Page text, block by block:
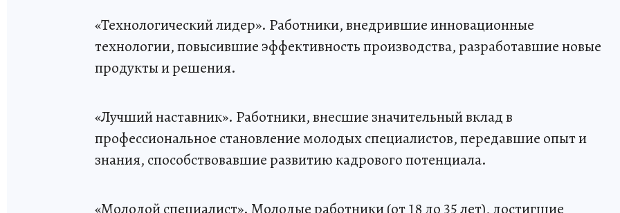
«Технологический лидер». Работники, внедрившие инновационные
технологии, повысившие эффективность производства, разработавшие новые
продукты и решения.
«Лучший наставник». Работники, внесшие значительный вклад в
профессиональное становление молодых специалистов, передавшие опыт и
знания, способствовавшие развитию кадрового потенциала.
«Молодой специалист». Молодые работники (от 18 до 35 лет), достигшие